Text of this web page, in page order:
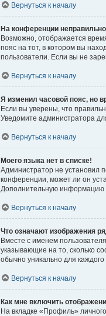
Вернуться к началу
На конференции
Возможно, отображается
пояс на тот, в котором вы
пользователи. Если вы не
Вернуться к началу
Я изменил часовой пояс, но
Если вы уверены, что
Уведомите администратора
Вернуться к началу
Моего языка нет в списке!
Администратор не установил
конференции, может ли он
Дополнительную информацию
Вернуться к началу
Что означают изображения
Вместе с именем
указывающие на то, сколько
обычно уникально для
Вернуться к началу
Как мне включить
На вкладке «Профиль»